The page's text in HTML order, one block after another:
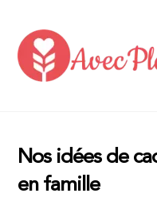
content
Nos idées de
en famille